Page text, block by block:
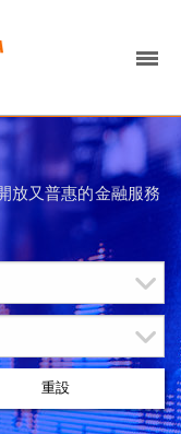
放又普惠的金融服務
重設